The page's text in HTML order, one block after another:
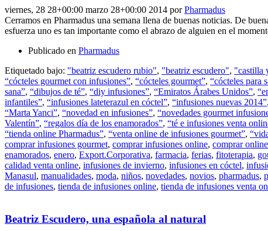
viernes, 28 28+00:00 marzo 28+00:00 2014 porPharmadus
Cerramos en Pharmadus una semana llena de buenas noticias. De
esfuerza uno es tan importante como el abrazo de alguien en el
Publicado en Pharmadus
Etiquetado bajo: "beatriz escudero rubio", "beatriz escudero", "castilla
“cócteles gourmet con infusiones”, “cócteles gourmet”, “cócteles para
sana”, “dibujos de té”, “diy infusiones”, “Emiratos Árabes Unidos”,
infantiles”, “infusiones lateterazul en cóctel”, “infusiones nuevas 2014”,
“Marta Yanci”, “novedad en infusiones”, “novedades gourmet
Valentín”, “regalos día de los enamorados”, “té e infusiones venta
“tienda online Pharmadus”, “venta online de infusiones gourmet”,
comprar infusiones gourmet, comprar infusiones online, comprar online
enamorados, enero, Export.Corporativa, farmacia, ferias, fitoterapia,
calidad venta online, infusiones de invierno, infusiones en cóctel,
Manasul, manualidades, moda, niños, novedades, novios, pharmadus,
de infusiones, tienda de infusiones online, tienda de infusiones venta
Beatriz Escudero, una española al natural